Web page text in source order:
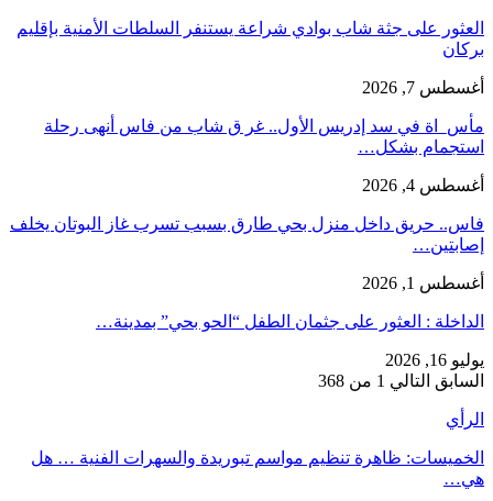
العثور على جثة شاب بوادي شراعة يستنفر السلطات الأمنية بإقليم
بركان
أغسطس 7, 2026
مأس_اة في سد إدريس الأول.. غر ق شاب من فاس أنهى رحلة
استجمام بشكل…
أغسطس 4, 2026
فاس.. حريق داخل منزل بحي طارق بسبب تسرب غاز البوتان يخلف
إصابتين…
أغسطس 1, 2026
​الداخلة : العثور على جثمان الطفل “الحو بحي” بمدينة…
يوليو 16, 2026
السابق التالي 1 من 368
الرأي
الخميسات: ظاهرة تنظيم مواسم تبوريدة والسهرات الفنية … هل
هي…